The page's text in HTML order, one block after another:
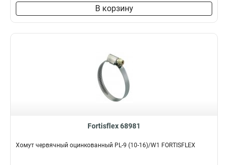
В корзину
Fortisflex 68981
Хомут червячный оцинкованный PL-9 (10-16)/W1 FORTISFLEX